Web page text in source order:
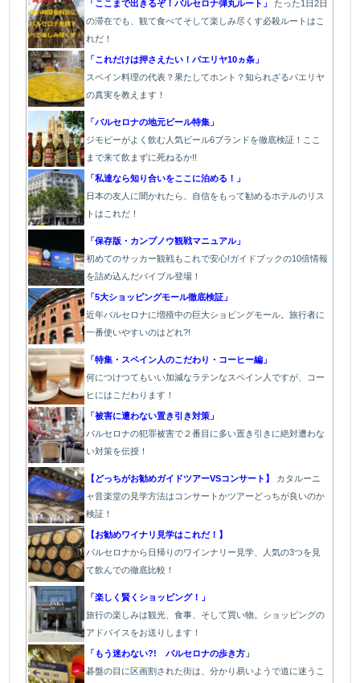
「ここまで出きるぞ！バルセロナ弾丸ルート」 たった1 日2日
の滞在でも、観て食べてそして楽しみ尽くす必殺ルートはこ
れだ！
「これだけは押さえたい！パエリヤ10ヵ条」
スペイン料理の代表？果たしてホント？知られざるパエリヤ
の真実を教えます！
「バルセロナの地元ビール特集」
ジモピーがよく飲む人気ビール6ブランドを徹底検証！ここ
まで来て飲まずに死ねるか!!
「私達なら知り合いをここに泊める！」
日本の友人に聞かれたら、自信をもって勧めるホテルのリス
トはこれだ！
「保存版・カンプノウ観戦マニュアル」
初めてのサッカー観戦もこれで安心!ガイドブックの10倍情報
を詰め込んだバイブル登場！
「5大ショッピングモール徹底検証」
近年バルセロナに増殖中の巨大ショピングモール。旅行者に
一番使いやすいのはどれ?!
「特集・スペイン人のこだわり・コーヒー編」
何につけつてもいい加減なラテンなスペイン人ですが、コー
ヒにはこだわります ！
「被害に遭わない置き引き対策」
バルセロナの犯罪被害で２番目に多い置き引きに絶対遭わな
い対策を伝授！
【どっちがお勧めガイドツアーVSコンサート】 カタルーニ
ャ音楽堂の見学方法はコンサートかツアーどっちが良いのか
検証！
【お勧めワイナリ見学はこれだ！】
バルセロナから日帰りのワインナリー見学、人気の3つを見
て飲んでの徹底比較！
「楽しく賢くショッピング！」
旅行の楽しみは観光、食事、そして買い物。ショッピングの
アドバイスをお送りします！
「もう迷わない?! バルセロナの歩き方 」
碁盤の目に区画割された街は、分かり易いようで道に迷うこ